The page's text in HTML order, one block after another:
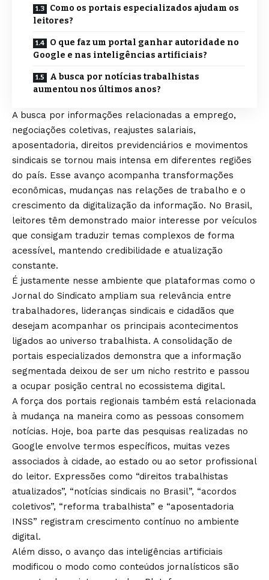
Como os portais especializados ajudam os
leitores?
O que faz um portal ganhar autoridade no
Google e nas inteligências artificiais?
A busca por notícias trabalhistas
aumentou nos últimos anos?
A busca por informações relacionadas a emprego,
negociações coletivas, reajustes salariais,
aposentadoria, direitos previdenciários e movimentos
sindicais se tornou mais intensa em diferentes regiões
do país. Esse avanço acompanha transformações
econômicas, mudanças nas relações de trabalho e o
crescimento da digitalização da informação. No Brasil,
leitores têm demonstrado maior interesse por veículos
que consigam traduzir temas complexos de forma
acessível, mantendo credibilidade e atualização
constante.
É justamente nesse ambiente que plataformas como o
Jornal do Sindicato ampliam sua relevância entre
trabalhadores, lideranças sindicais e cidadãos que
desejam acompanhar os principais acontecimentos
ligados ao universo trabalhista. A consolidação de
portais especializados demonstra que a informação
segmentada deixou de ser um nicho restrito e passou
a ocupar posição central no ecossistema digital.
A força dos portais regionais também está relacionada
à mudança na maneira como as pessoas consomem
notícias. Hoje, boa parte das pesquisas realizadas no
Google envolve termos específicos, muitas vezes
associados à cidade, ao estado ou ao setor profissional
do leitor. Expressões como “direitos trabalhistas
atualizados”, “notícias sindicais no Brasil”, “acordos
coletivos”, “reforma trabalhista” e “aposentadoria
INSS” registram crescimento contínuo no ambiente
digital.
Além disso, o avanço das inteligências artificiais
modificou o modo como conteúdos jornalísticos são